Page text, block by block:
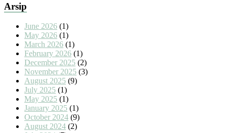
Arsip
June 2026 (1)
May 2026 (1)
March 2026 (1)
February 2026 (1)
December 2025 (2)
November 2025 (3)
August 2025 (9)
July 2025 (1)
May 2025 (1)
January 2025 (1)
October 2024 (9)
August 2024 (2)